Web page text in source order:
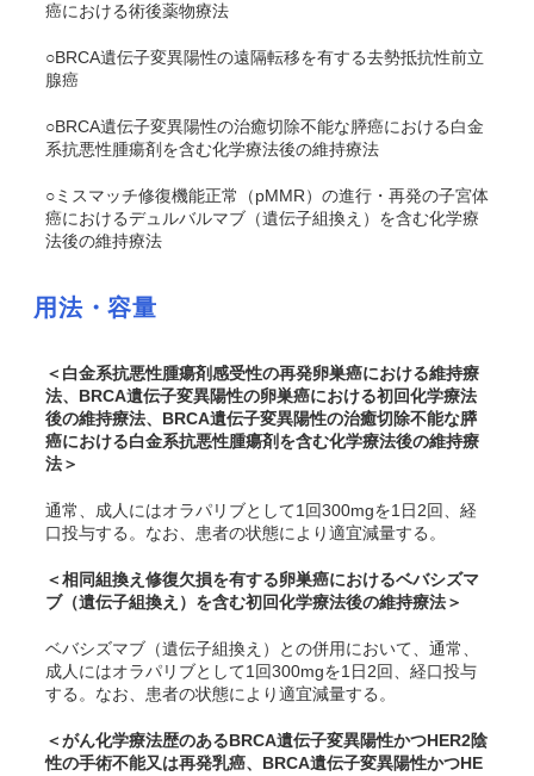
癌における術後薬物療法
○BRCA遺伝子変異陽性の遠隔転移を有する去勢抵抗性前立
腺癌
○BRCA遺伝子変異陽性の治癒切除不能な膵癌における白金
系抗悪性腫瘍剤を含む化学療法後の維持療法
○ミスマッチ修復機能正常（pMMR）の進行・再発の子宮体
癌におけるデュルバルマブ（遺伝子組換え）を含む化学療
法後の維持療法
用法・容量
＜白金系抗悪性腫瘍剤感受性の再発卵巣癌における維持療
法、 BRCA遺伝子変異陽性の卵巣癌における初回化学療法
後の維持療法、 BRCA遺伝子変異陽性の治癒切除不能な膵
癌における白金系抗悪性腫瘍剤を含む化学療法後の維持療
法＞
通常、成人にはオラパリブとして1回300mgを1日2回、経
口投与する。なお、患者の状態により適宜減量する。
＜相同組換え修復欠損を有する卵巣癌におけるベバシズマ
ブ（遺伝子組換え）を含む初回化学療法後の維持療法＞
ベバシズマブ（遺伝子組換え）との併用において、通常、
成人にはオラパリブとして1回300mgを1日2回、経口投与
する。なお、患者の状態により適宜減量する。
＜がん化学療法歴のあるBRCA遺伝子変異陽性かつHER2陰
性の手術不能又は再発乳癌、 BRCA遺伝子変異陽性かつHE